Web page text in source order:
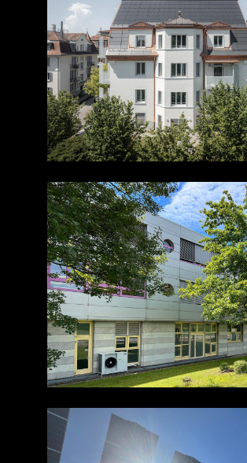
PROJEKTÜBERSICHT
PROJEKTÜBERSICHT